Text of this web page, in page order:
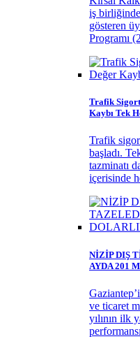
iş
gösteren
Programı
Trafik
Kaybı Tek
Trafik
başladı.
tazminatı
içerisinde
NİZİP DIŞ
AYDA 201
ve ticaret
yılının ilk